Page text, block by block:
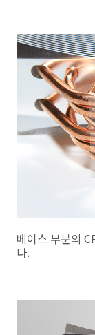
베이스 부분의
다.